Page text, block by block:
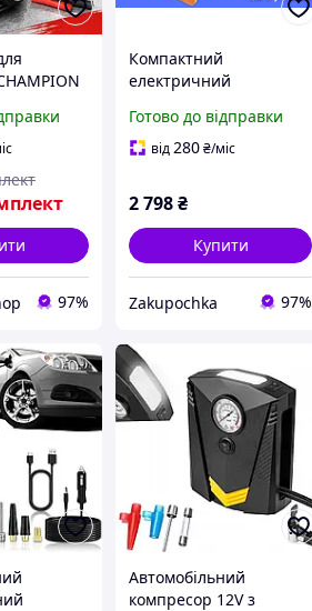
та
300
97%
Компактний
електричний
автомобіля, компресор
7 бар з манометром,
автомобільни
Готово до відправки
від280₴/міс
2 798₴
Купити
Zakupochka 97%
Автомобільний
компресор 12V з